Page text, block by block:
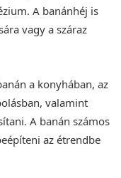
A banánhéj is
vagy a száraz
a konyhában, az
valamint
A banán számos
az étrendbe